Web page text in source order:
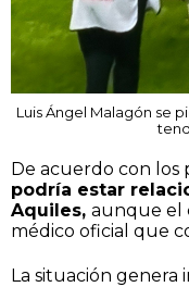
Luis Ángel Malagón se
De acuerdo con los
podría estar
Aquiles, aunque el
médico oficial que
La situación genera